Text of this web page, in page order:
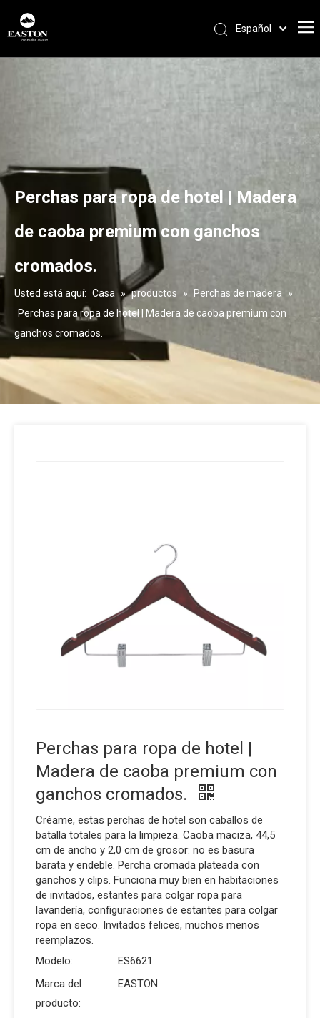
Español
Pусский
Français
English
Perchas para ropa de hotel | Madera
de caoba premium con ganchos
cromados.
Usted está aquí: Casa » productos » Perchas de madera
»
Perchas para ropa de hotel | Madera de caoba premium con
ganchos cromados.
Perchas para ropa de hotel |
Madera de caoba premium con
ganchos cromados.
Créame, estas perchas de hotel son caballos de
batalla totales para la limpieza. Caoba maciza, 44,5
cm de ancho y 2,0 cm de grosor: no es basura
barata y endeble. Percha cromada plateada con
ganchos y clips. Funciona muy bien en habitaciones
de invitados, estantes para colgar ropa para
lavandería, configuraciones de estantes para colgar
ropa en seco. Invitados felices, muchos menos
reemplazos.
Modelo:
ES6621
Marca del
producto:
EASTON